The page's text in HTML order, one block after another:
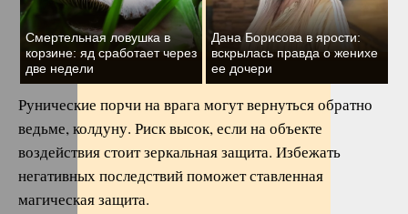
Смертельная ловушка в
корзине: яд сработает через
две недели
Дана Борисова в ярости:
вскрылась правда о женихе
ее дочери
Рунические порчи на врага могут вернуться обратно
ведьме, колдуну. Риск высок, если на объекте
воздействия стоит зеркальная защита. Избежать
негативных последствий поможет ставленная
магическая защита.